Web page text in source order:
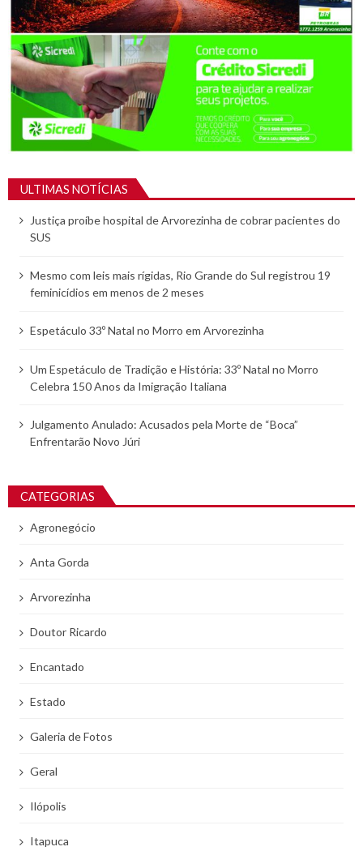
ULTIMAS NOTÍCIAS
Justiça proíbe hospital de Arvorezinha de cobrar pacientes do
SUS
Mesmo com leis mais rígidas, Rio Grande do Sul registrou 19
feminicídios em menos de 2 meses
Espetáculo 33º Natal no Morro em Arvorezinha
Um Espetáculo de Tradição e História: 33º Natal no Morro
Celebra 150 Anos da Imigração Italiana
Julgamento Anulado: Acusados pela Morte de “Boca”
Enfrentarão Novo Júri
CATEGORIAS
Agronegócio
Anta Gorda
Arvorezinha
Doutor Ricardo
Encantado
Estado
Galeria de Fotos
Geral
Ilópolis
Itapuca